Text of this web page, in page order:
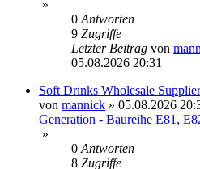
»
0 Antworten
9 Zugriffe
Letzter Beitrag von
05.08.2026 20:31
Soft Drinks Wholesale
von mannick » 05.08.2026
Generation - Baureihe E81,
»
0 Antworten
8 Zugriffe